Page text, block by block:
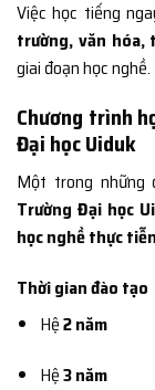
Việc học tiếng
trường, văn hóa,
giai đoạn học nghề.
Chương trình
Đại học Uiduk
Một trong những
Trường Đại học
học nghề thực tiễn
Thời gian đào tạo
Hệ2 năm
Hệ3 năm